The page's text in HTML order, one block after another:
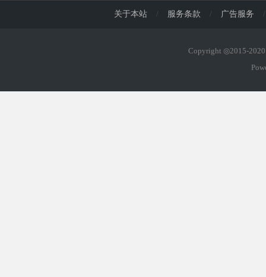
关于本站 / 服务条款 / 广告服务 /
Copyright ◎2015-